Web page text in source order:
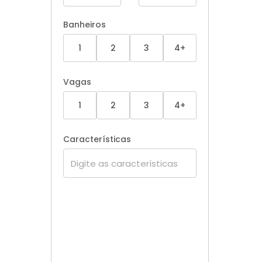
Banheiros
1
2 3 4+
Vagas
1
2 3 4+
Características